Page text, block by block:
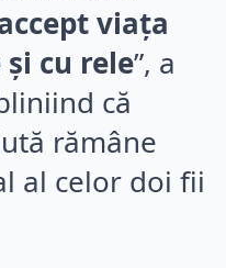
viața
cu rele”, a
că
rămâne
al celor doi fii